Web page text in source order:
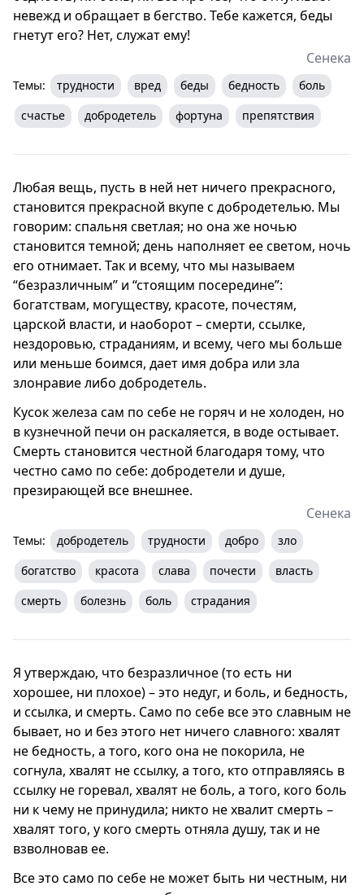
невежд и обращает в бегство. Тебе кажется, беды
гнетут его? Нет, служат ему!
Сенека
Темы: трудности вред беды бедность
боль
счастье
добродетель фортуна препятствия
Любая вещь, пусть в ней нет ничего прекрасного,
становится прекрасной вкупе с добродетелью. Мы
говорим: спальня светлая; но она же ночью
становится темной; день наполняет ее светом, ночь
его отнимает. Так и всему, что мы называем
“безразличным” и “стоящим посередине”:
богатствам, могуществу, красоте, почестям,
царской власти, и наоборот – смерти, ссылке,
нездоровью, страданиям, и всему, чего мы больше
или меньше боимся, дает имя добра или зла
злонравие либо добродетель.
Кусок железа сам по себе не горяч и не холоден, но
в кузнечной печи он раскаляется, в воде остывает.
Смерть становится честной благодаря тому, что
честно само по себе: добродетели и душе,
презирающей все внешнее.
Сенека
Темы: добродетель трудности добро
зло
богатство
красота слава почести
власть
смерть
болезнь боль страдания
Я утверждаю, что безразличное (то есть ни
хорошее, ни плохое) – это недуг, и боль, и бедность,
и ссылка, и смерть. Само по себе все это славным не
бывает, но и без этого нет ничего славного: хвалят
не бедность, а того, кого она не покорила, не
согнула, хвалят не ссылку, а того, кто отправляясь в
ссылку не горевал, хвалят не боль, а того, кого боль
ни к чему не принудила; никто не хвалит смерть –
хвалят того, у кого смерть отняла душу, так и не
взволновав ее.
Все это само по себе не может быть ни честным, ни